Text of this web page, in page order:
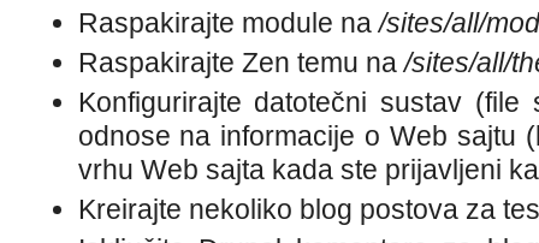
Raspakirajte module na/sites/all/
Raspakirajte Zen temu na/sites/all/
Konfigurirajte datotečni sustav
odnose na informacije o Web sajtu
vrhu Web sajta kada ste prijavljeni
Kreirajte nekoliko blog postova za